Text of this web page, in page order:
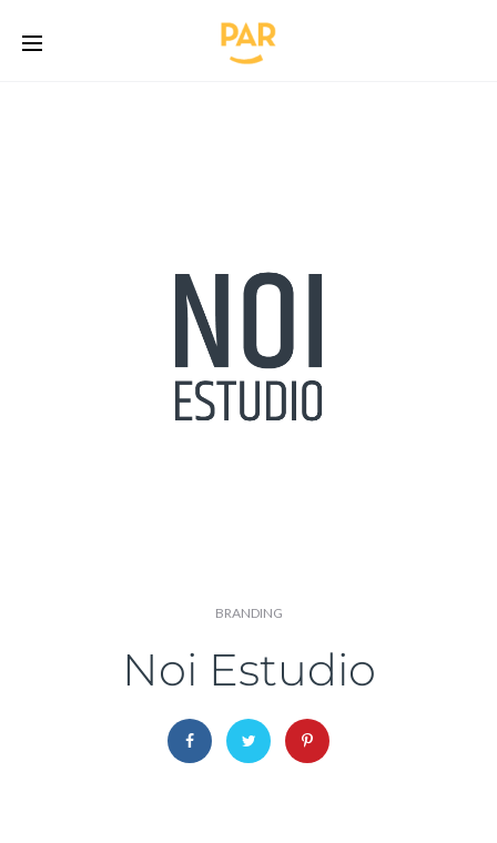
BRANDING
Noi Estudio